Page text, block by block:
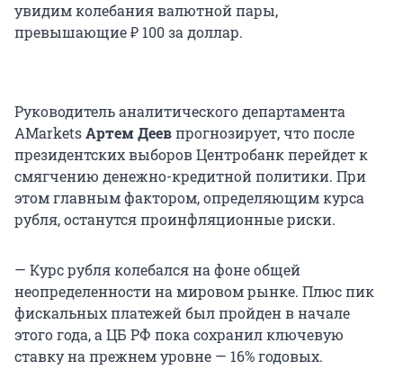
увидим колебания валютной пары,
превышающие ₽ 100 за доллар.
Руководитель аналитического департамента
AMarketsАртем Деевпрогнозирует, что после
президентских выборов Центробанк перейдет к
смягчению денежно-кредитной политики. При
этом главным фактором, определяющим курса
рубля, останутся проинфляционные риски.
— Курс рубля колебался на фоне общей
неопределенности на мировом рынке. Плюс пик
фискальных платежей был пройден в начале
этого года, а ЦБ РФ пока сохранил ключевую
ставку на прежнем уровне — 16% годовых.